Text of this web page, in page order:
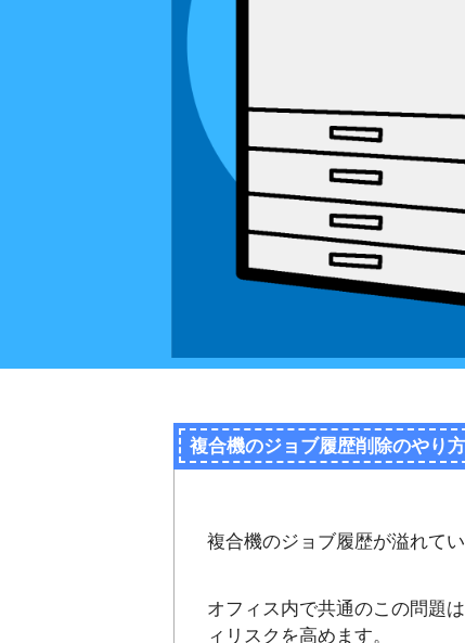
複合機のジョブ履歴削除のやり
複合機のジョブ履歴が溢れて
オフィス内で共通のこの問題
ィリスクを高めます。